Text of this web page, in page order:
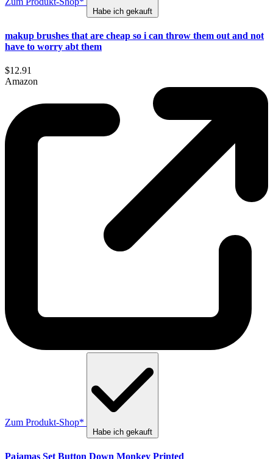
Habe ich gekauft
makup brushes that are cheap so i can throw them out and not
have to worry abt them
$12.91
Amazon
Zum Produkt-Shop*
Habe ich gekauft
Pajamas Set Button Down Monkey Printed